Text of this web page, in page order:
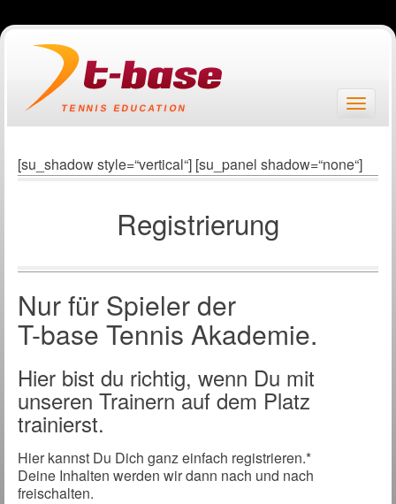
TENNIS EDUCATION
[su_shadow style=“vertical“] [su_panel shadow=“none“]
Registrierung
Nur für Spieler der
T-base Tennis Akademie.
Hier bist du richtig, wenn Du mit
unseren Trainern auf dem Platz
trainierst.
Hier kannst Du Dich ganz einfach registrieren.*
Deine Inhalten werden wir dann nach und nach
freischalten.